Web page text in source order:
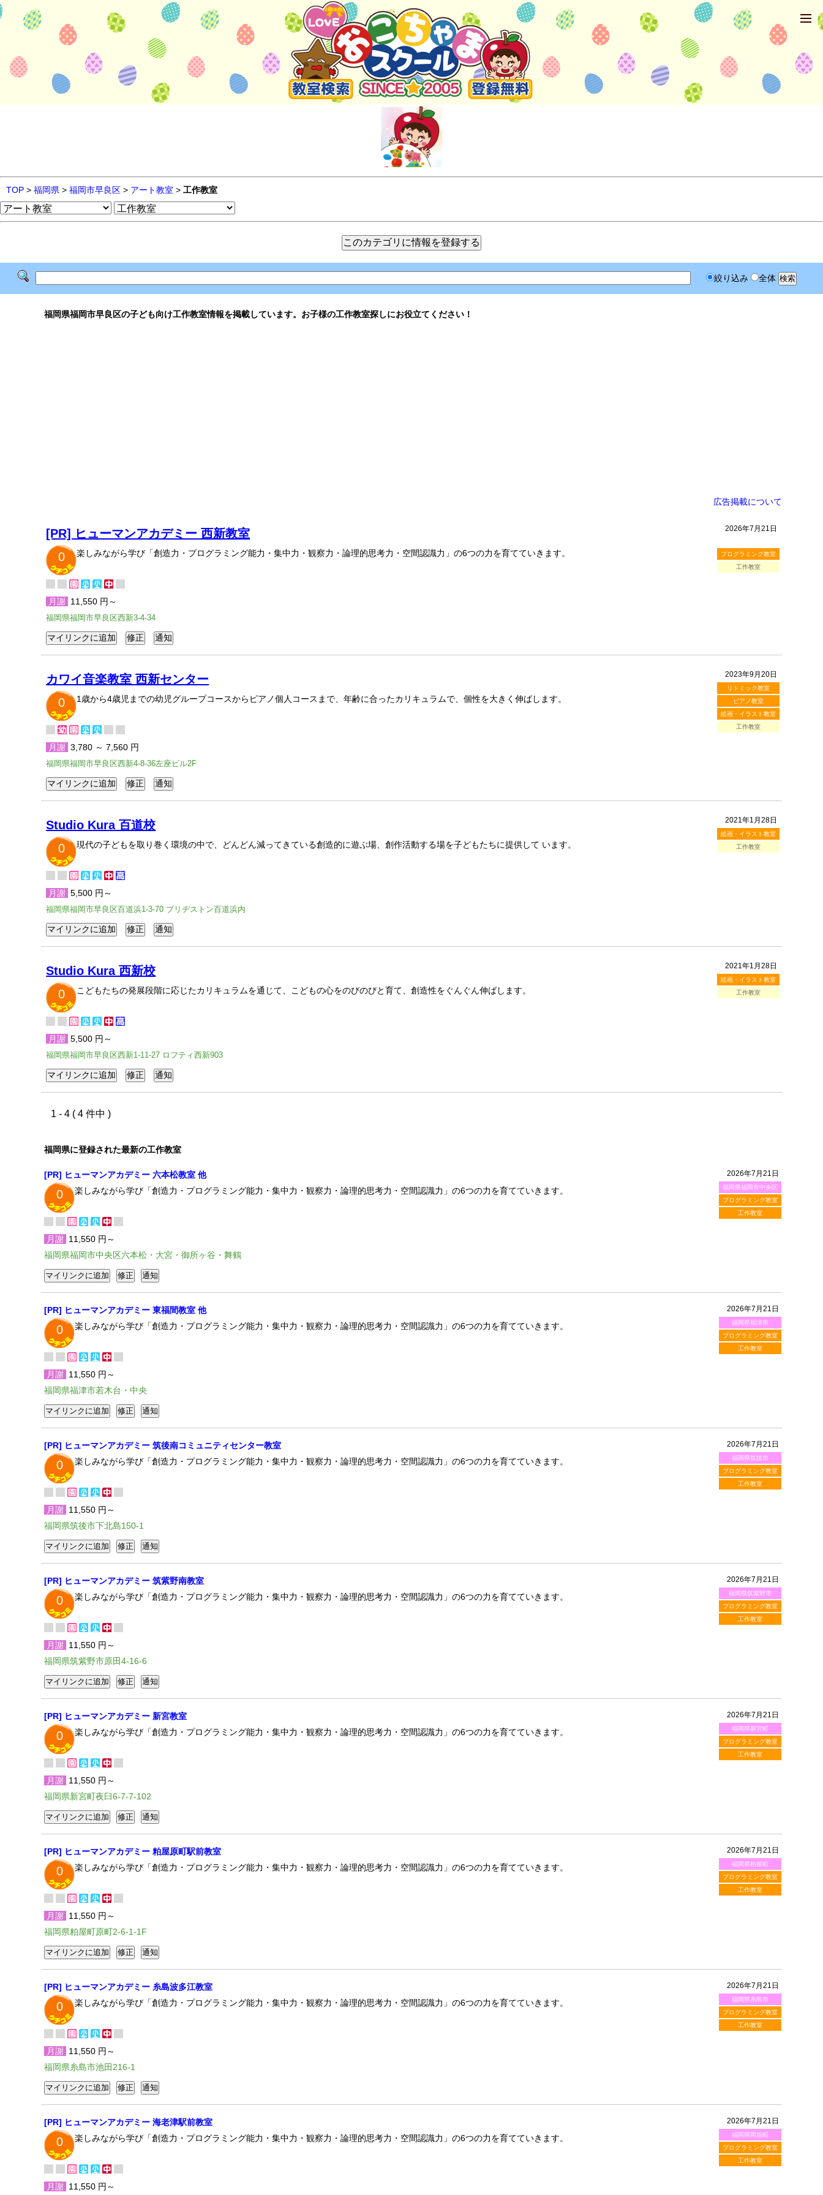
TOP > 福岡県 > 福岡市早良区 > アート教室 > 工作教室
絞り込み 全体
福岡県福岡市早良区の子ども向け工作教室情報を掲載しています。お子様の工作教室探しにお役立てください！
広告掲載について
2026年7月21日
プログラミング教室
工作教室
[PR] ヒューマンアカデミー 西新教室
0
楽しみながら学び「創造力・プログラミング能力・集中力・観察力・論理的思考力・空間認識力」の6つの力を育てていきます。
月謝 11,550 円～
福岡県福岡市早良区西新3-4-34
2023年9月20日
リトミック教室
ピアノ教室
絵画・イラスト教室
工作教室
カワイ音楽教室 西新センター
0
1歳から4歳児までの幼児グループコースからピアノ個人コースまで、年齢に合ったカリキュラムで、個性を大きく伸ばします。
月謝 3,780 ～ 7,560 円
福岡県福岡市早良区西新4-8-36左座ビル2F
2021年1月28日
絵画・イラスト教室
工作教室
Studio Kura 百道校
0
現代の子どもを取り巻く環境の中で、どんどん減ってきている創造的に遊ぶ場、創作活動する場を子どもたちに提供して います。
月謝 5,500 円～
福岡県福岡市早良区百道浜1-3-70 ブリヂストン百道浜内
2021年1月28日
絵画・イラスト教室
工作教室
Studio Kura 西新校
0
こどもたちの発展段階に応じたカリキュラムを通じて、こどもの心をのびのびと育て、創造性をぐんぐん伸ばします。
月謝 5,500 円～
福岡県福岡市早良区西新1-11-27 ロフティ西新903
1 - 4 ( 4 件中 )
福岡県に登録された最新の工作教室
2026年7月21日
福岡県福岡市中央区
プログラミング教室
工作教室
[PR] ヒューマンアカデミー 六本松教室 他
0 楽しみながら学び「創造力・プログラミング能力・集中力・観察力・論理的思考力・空間認識力」の6つの力を育てていきます。
月謝 11,550 円～
福岡県福岡市中央区六本松・大宮・御所ヶ谷・舞鶴
2026年7月21日
福岡県福津市
プログラミング教室
工作教室
[PR] ヒューマンアカデミー 東福間教室 他
0 楽しみながら学び「創造力・プログラミング能力・集中力・観察力・論理的思考力・空間認識力」の6つの力を育てていきます。
月謝 11,550 円～
福岡県福津市若木台・中央
2026年7月21日
福岡県筑後市
プログラミング教室
工作教室
[PR] ヒューマンアカデミー 筑後南コミュニティセンター教室
0 楽しみながら学び「創造力・プログラミング能力・集中力・観察力・論理的思考力・空間認識力」の6つの力を育てていきます。
月謝 11,550 円～
福岡県筑後市下北島150-1
2026年7月21日
福岡県筑紫野市
プログラミング教室
工作教室
[PR] ヒューマンアカデミー 筑紫野南教室
0 楽しみながら学び「創造力・プログラミング能力・集中力・観察力・論理的思考力・空間認識力」の6つの力を育てていきます。
月謝 11,550 円～
福岡県筑紫野市原田4-16-6
2026年7月21日
福岡県新宮町
プログラミング教室
工作教室
[PR] ヒューマンアカデミー 新宮教室
0 楽しみながら学び「創造力・プログラミング能力・集中力・観察力・論理的思考力・空間認識力」の6つの力を育てていきます。
月謝 11,550 円～
福岡県新宮町夜臼6-7-7-102
2026年7月21日
福岡県粕屋町
プログラミング教室
工作教室
[PR] ヒューマンアカデミー 粕屋原町駅前教室
0 楽しみながら学び「創造力・プログラミング能力・集中力・観察力・論理的思考力・空間認識力」の6つの力を育てていきます。
月謝 11,550 円～
福岡県粕屋町原町2-6-1-1F
2026年7月21日
福岡県糸島市
プログラミング教室
工作教室
[PR] ヒューマンアカデミー 糸島波多江教室
0 楽しみながら学び「創造力・プログラミング能力・集中力・観察力・論理的思考力・空間認識力」の6つの力を育てていきます。
月謝 11,550 円～
福岡県糸島市池田216-1
2026年7月21日
福岡県岡垣町
プログラミング教室
工作教室
[PR] ヒューマンアカデミー 海老津駅前教室
0 楽しみながら学び「創造力・プログラミング能力・集中力・観察力・論理的思考力・空間認識力」の6つの力を育てていきます。
月謝 11,550 円～